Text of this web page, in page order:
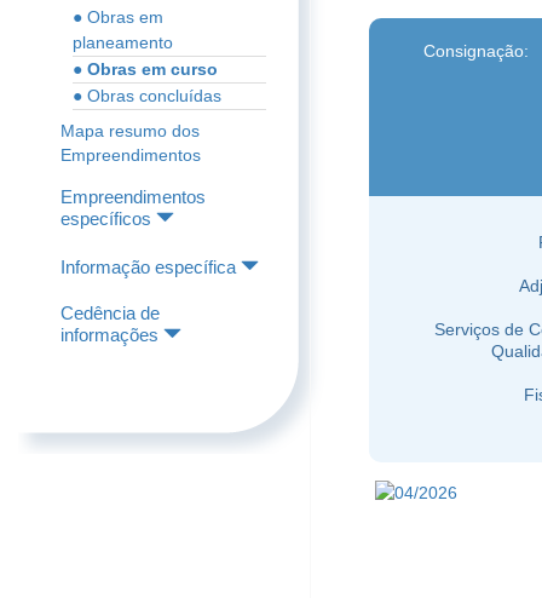
● Obras em
planeamento
● Obras em curso
● Obras concluídas
Mapa resumo dos
Empreendimentos
Empreendimentos
específicos
Informação específica
Cedência de
informações
Consignação:
Serviços de